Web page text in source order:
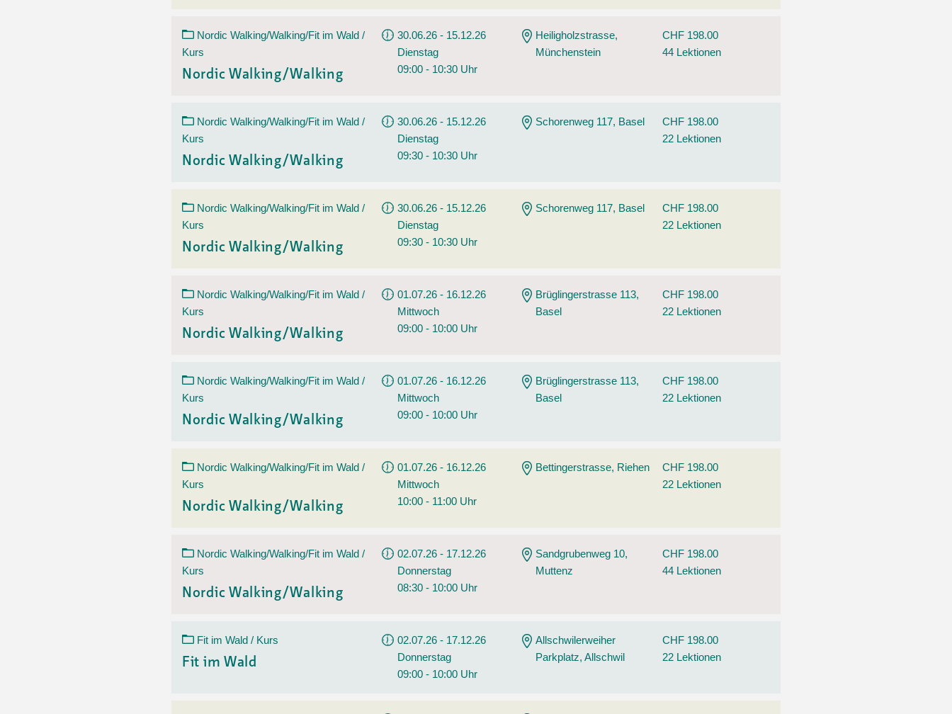
Nordic Walking/Walking/Fit im Wald /
Kurs
Nordic Walking/Walking
30.06.26 - 15.12.26
Dienstag
09:00 - 10:30 Uhr
Heiligholzstrasse,
Münchenstein
CHF 198.00
44 Lektionen
Nordic Walking/Walking/Fit im Wald /
Kurs
Nordic Walking/Walking
30.06.26 - 15.12.26
Dienstag
09:30 - 10:30 Uhr
Schorenweg 117, Basel
CHF 198.00
22 Lektionen
Nordic Walking/Walking/Fit im Wald /
Kurs
Nordic Walking/Walking
30.06.26 - 15.12.26
Dienstag
09:30 - 10:30 Uhr
Schorenweg 117, Basel
CHF 198.00
22 Lektionen
Nordic Walking/Walking/Fit im Wald /
Kurs
Nordic Walking/Walking
01.07.26 - 16.12.26
Mittwoch
09:00 - 10:00 Uhr
Brüglingerstrasse 113,
Basel
CHF 198.00
22 Lektionen
Nordic Walking/Walking/Fit im Wald /
Kurs
Nordic Walking/Walking
01.07.26 - 16.12.26
Mittwoch
09:00 - 10:00 Uhr
Brüglingerstrasse 113,
Basel
CHF 198.00
22 Lektionen
Nordic Walking/Walking/Fit im Wald /
Kurs
Nordic Walking/Walking
01.07.26 - 16.12.26
Mittwoch
10:00 - 11:00 Uhr
Bettingerstrasse, Riehen
CHF 198.00
22 Lektionen
Nordic Walking/Walking/Fit im Wald /
Kurs
Nordic Walking/Walking
02.07.26 - 17.12.26
Donnerstag
08:30 - 10:00 Uhr
Sandgrubenweg 10,
Muttenz
CHF 198.00
44 Lektionen
Fit im Wald / Kurs
Fit im Wald
02.07.26 - 17.12.26
Donnerstag
09:00 - 10:00 Uhr
Allschwilerweiher
Parkplatz, Allschwil
CHF 198.00
22 Lektionen